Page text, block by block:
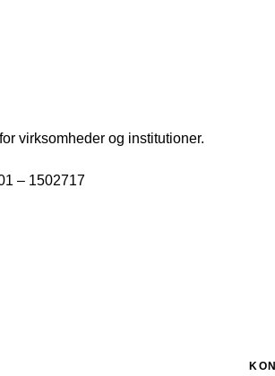
virksomheder og institutioner.
– 1502717